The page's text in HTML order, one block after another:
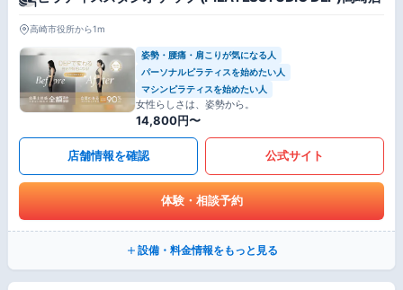
高崎市役所から1m
姿勢・腰痛・肩こりが気になる人
パーソナルピラティスを始めたい人
マシンピラティスを始めたい人
女性らしさは、姿勢から。
14,800円〜
店舗情報を確認 公式サイト
体験・相談予約
設備・料金情報をもっと見る